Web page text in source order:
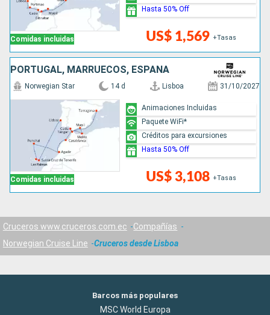
Comidas incluidas US$ 1,569 +Tasas
Hasta 50% Off
PORTUGAL, MARRUECOS, ESPAÑA
Comidas incluidas
Norwegian Star 14 d Lisboa 31/10/2027
US$ 3,108 +Tasas
Animaciones Incluidas
Paquete WiFi*
Créditos para excursiones
Hasta 50% Off
Cruceros www.cruceros.com.ec
Compañías
Norwegian Cruise Line
Cruceros desde Lisboa
Barcos más populares
MSC World Europa